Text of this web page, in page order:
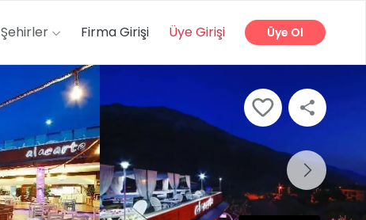
Şehirler Firma Girişi Üye Girişi Üye Ol